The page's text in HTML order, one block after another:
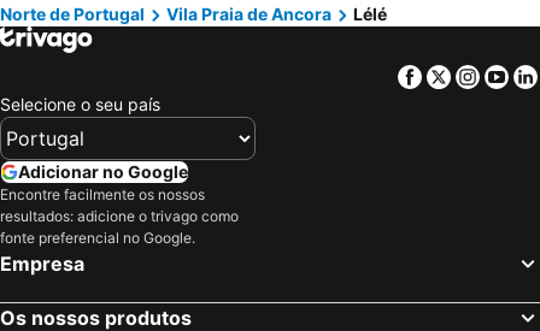
Norte de Portugal
Vila Praia de Ancora Lélé
Facebook
Twitter
Selecione o seu país
Adicionar no Google
Encontre facilmente os nossos
resultados: adicione o trivago como
fonte preferencial no Google.
Empresa
Os nossos produtos